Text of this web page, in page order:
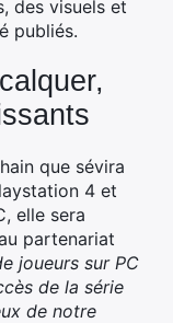
des visuels et
publiés.
que sévira
4 et
elle sera
partenariat
joueurs sur PC
de la série
de notre